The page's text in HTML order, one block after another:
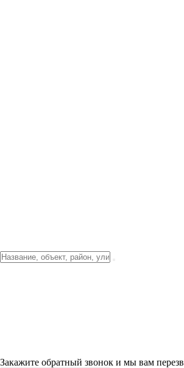
Закажите обратный звонок и мы вам